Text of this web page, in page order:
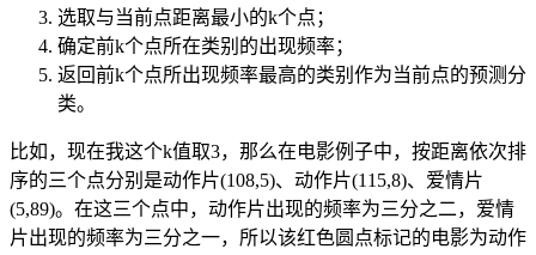
选取与当前点距离最小的k个点；
确定前k个点所在类别的出现频率；
返回前k个点所出现频率最高的类别作为当前点的预测分
类。
比如，现在我这个k值取3，那么在电影例子中，按距离依次排
序的三个点分别是动作片(108,5)、动作片(115,8)、爱情片
(5,89)。在这三个点中，动作片出现的频率为三分之二，爱情
片出现的频率为三分之一，所以该红色圆点标记的电影为动作